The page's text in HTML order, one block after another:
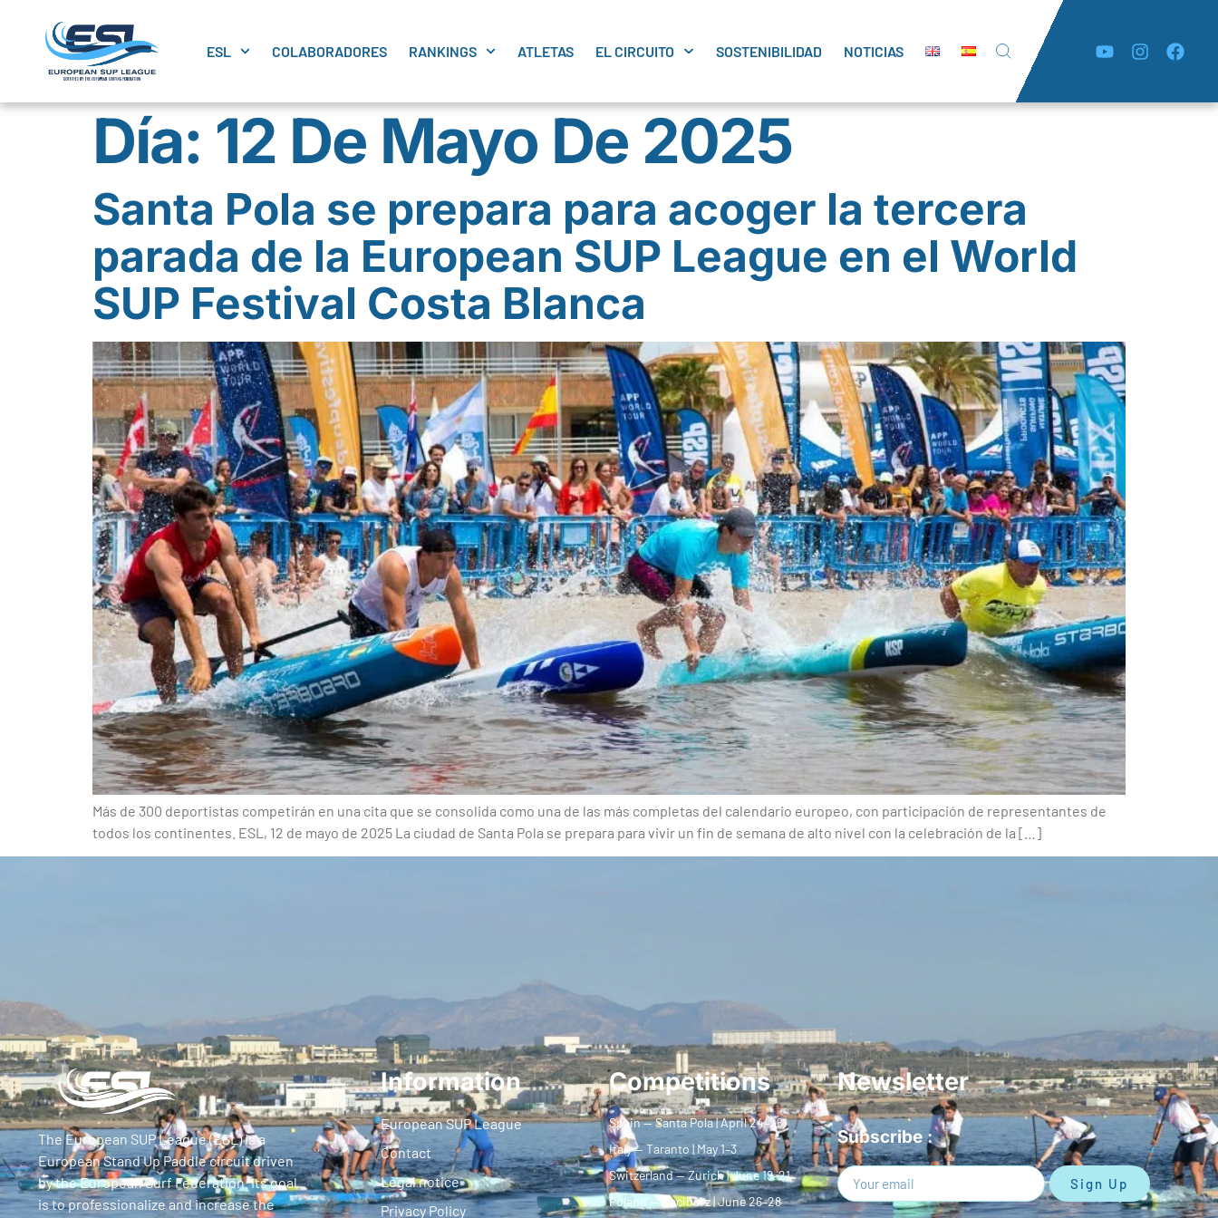
ESL COLABORADORES RANKINGS ATLETAS EL CIRCUITO SOSTENIBILIDAD NOTICIAS
Día: 12 De Mayo De 2025
Santa Pola se prepara para acoger la tercera
parada de la European SUP League en el World
SUP Festival Costa Blanca
Más de 300 deportistas competirán en una cita que se consolida como una de las más completas del calendario europeo, con participación de representantes de
todos los continentes. ESL, 12 de mayo de 2025 La ciudad de Santa Pola se prepara para vivir un fin de semana de alto nivel con la celebración de la […]
The European SUP League (ESL) is a
European Stand Up Paddle circuit driven
by the European Surf Federation. Its goal
is to professionalize and increase the
Information
European SUP League
Contact
Legal notice
Privacy Policy
Competitions
Spain — Santa Pola | April 24–26
Italy — Taranto | May 1–3
Switzerland — Zurich | June 19–21
Poland — Racibórz | June 26–28
Newsletter
Subscribe :
Sign Up